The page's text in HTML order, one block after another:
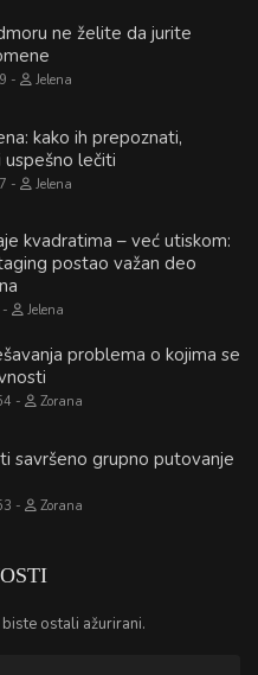
ne želite da jurite
Jelena
kako ih prepoznati,
lečiti
Jelena
kvadratima – već utiskom:
postao važan deo
Jelena
problema o kojima se
Zorana
savršeno grupno putovanje
Zorana
ostali ažurirani.